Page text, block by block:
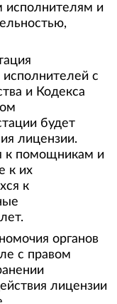
исполнителям и
с
и Кодекса
будет
лицензии.
к помощникам и
к их
к
органов
с правом
лицензии